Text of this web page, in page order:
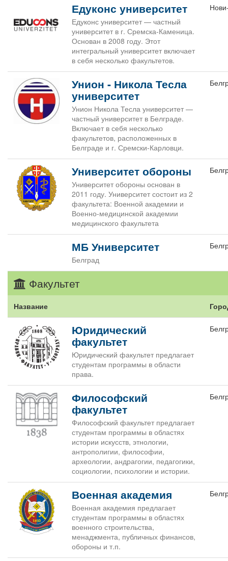
Едуконс университет
Едуконс университет — частный
университет в г. Сремска-Каменица.
Основан в 2008 году. Этот
интегральный университет включает
в себя несколько факультетов.
Унион - Никола Тесла
университет
Унион Никола Тесла университет —
частный университет в Белграде.
Включает в себя несколько
факультетов, расположенных в
Белграде и г. Сремски-Карловци.
Университет обороны
Университет обороны основан в
2011 году. Университет состоит из 2
факультета: Военной академии и
Военно-медицинской академии
медицинского факультета
МБ Университет
Белград
Факультет
Название
Юридический
факультет
Юридический факультет предлагает
студентам программы в области
права.
Философский
факультет
Философский факультет предлагает
студентам программы в областях
истории искусств, этнологии,
антрополигии, философии,
археологии, андрагогии, педагогики,
социологии, психологии и истории.
Военная академия
Военная академия предлагает
студентам программы в областях
военного строительства,
менаджмента, публичных финансов,
обороны и т.п.